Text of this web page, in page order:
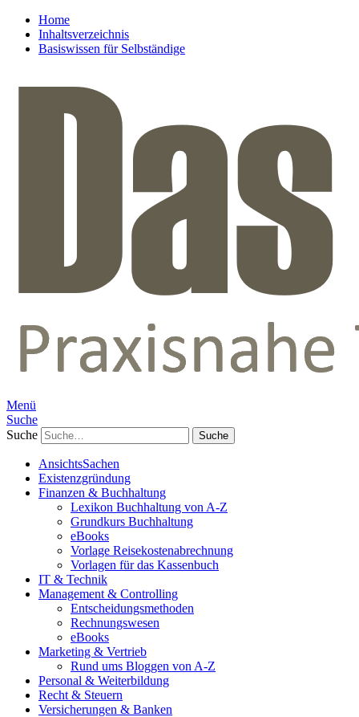
Home
Inhaltsverzeichnis
Basiswissen für Selbständige
Menü
Suche
Suche
AnsichtsSachen
Existenzgründung
Finanzen & Buchhaltung
Lexikon Buchhaltung von A-Z
Grundkurs Buchhaltung
eBooks
Vorlage Reisekostenabrechnung
Vorlagen für das Kassenbuch
IT & Technik
Management & Controlling
Entscheidungsmethoden
Rechnungswesen
eBooks
Marketing & Vertrieb
Rund ums Bloggen von A-Z
Personal & Weiterbildung
Recht & Steuern
Versicherungen & Banken